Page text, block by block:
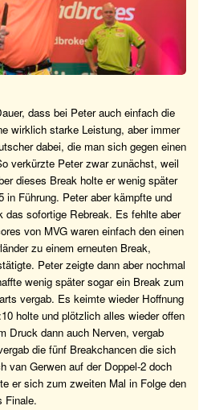
dass bei Peter auch einfach die
wirklich starke Leistung, aber immer
dabei, die man sich gegen einen
verkürzte Peter zwar zunächst, weil
dieses Break holte er wenig später
in Führung. Peter aber kämpfte und
sofortige Rebreak. Es fehlte aber
von MVG waren einfach den einen
zu einem erneuten Break,
Peter zeigte dann aber nochmal
wenig später sogar ein Break zum
vergab. Es keimte wieder Hoffnung
holte und plötzlich alles wieder offen
Druck dann auch Nerven, vergab
die fünf Breakchancen die sich
van Gerwen auf der Doppel-2 doch
er sich zum zweiten Mal in Folge den
Finale.